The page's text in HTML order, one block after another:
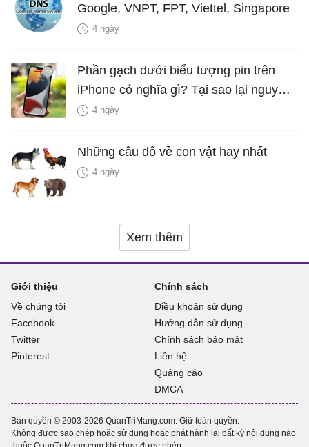
Google, VNPT, FPT, Viettel, Singapore
4 ngày
Phần gạch dưới biểu tượng pin trên
iPhone có nghĩa gì? Tại sao lại nguy
hiểm?
4 ngày
Những câu đố về con vật hay nhất
4 ngày
Xem thêm
Giới thiệu
Về chúng tôi
Facebook
Twitter
Pinterest
Chính sách
Điều khoản sử dụng
Hướng dẫn sử dụng
Chính sách bảo mật
Liên hệ
Quảng cáo
DMCA
Bản quyền © 2003-2026 QuanTriMang.com. Giữ toàn quyền.
Không được sao chép hoặc sử dụng hoặc phát hành lại bất kỳ nội dung nào